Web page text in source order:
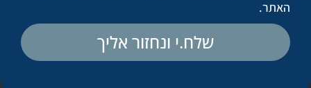
האתר.
שלח.י ונחזור אליך